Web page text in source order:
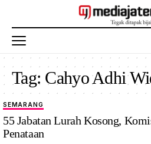
Tag: Cahyo Adhi
SEMARANG
55 Jabatan Lurah Kosong,
Penataan